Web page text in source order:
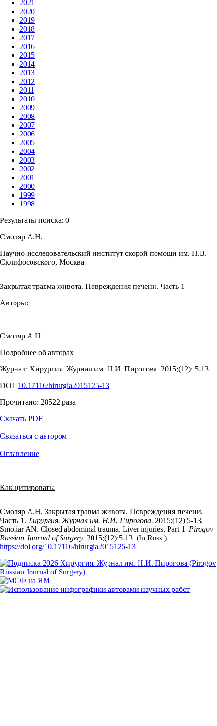
2021
2020
2019
2018
2017
2016
2015
2014
2013
2012
2011
2010
2009
2008
2007
2006
2005
2004
2003
2002
2001
2000
1999
1998
Результаты поиска: 0
Смоляр А.Н.
Научно-исследовательский институт скорой помощи им. Н.В.
Склифосовского, Москва
Закрытая травма живота. Повреждения печени. Часть 1
Авторы:
Смоляр А.Н.
Подробнее об авторах
Журнал: Хирургия. Журнал им. Н.И. Пирогова. 2015;(12): 5‑13
DOI: 10.17116/hirurgia2015125-13
Прочитано: 28522 раза
Скачать PDF
Связаться с автором
Оглавление
Как цитировать:
Смоляр А.Н. Закрытая травма живота. Повреждения печени.
Часть 1. Хирургия. Журнал им. Н.И. Пирогова. 2015;(12):5‑13.
Smoliar AN. Closed abdominal trauma. Liver injuries. Part 1. Pirogov
Russian Journal of Surgery. 2015;(12):5‑13. (In Russ.)
https://doi.org/10.17116/hirurgia2015125-13